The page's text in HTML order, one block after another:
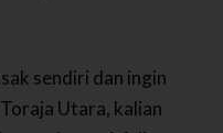
sendiri dan ingin
Utara, kalian